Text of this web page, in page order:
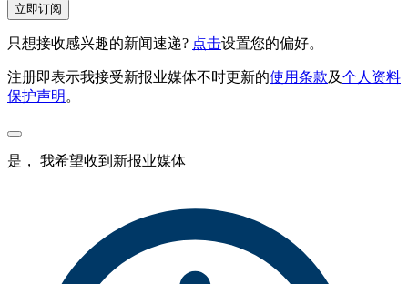
立即订阅
只想接收感兴趣的新闻速递? 点击设置您的偏好。
注册即表示我接受新报业媒体不时更新的使用条款及个人资料
保护声明 。
是， 我希望收到新报业媒体